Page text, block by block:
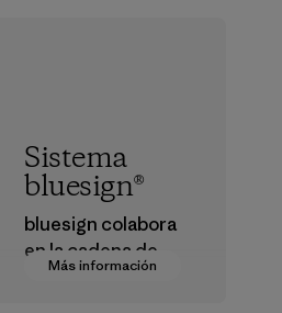
Más información
Sistema
bluesign®
bluesign colabora
en la cadena de
suministro para